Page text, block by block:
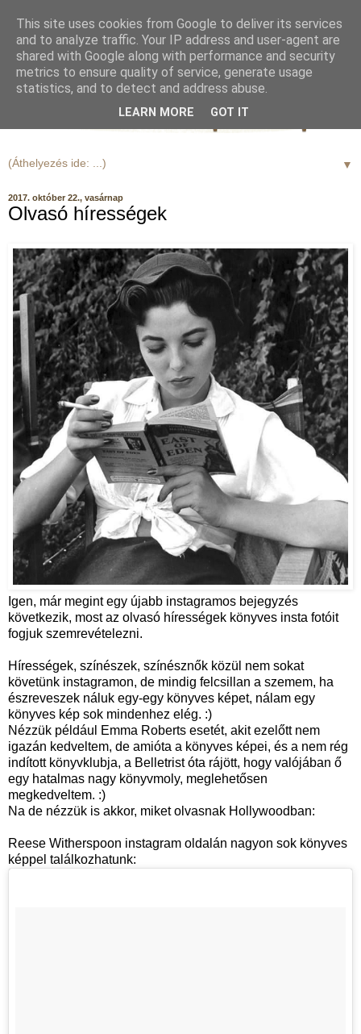
▼
2017. október 22., vasárnap
Olvasó hírességek
Igen, már megint egy újabb instagramos bejegyzés
következik, most az olvasó hírességek könyves insta fotóit
fogjuk szemrevételezni.
Hírességek, színészek, színésznők közül nem sokat
követünk instagramon, de mindig felcsillan a szemem, ha
észreveszek náluk egy-egy könyves képet, nálam egy
könyves kép sok mindenhez elég. :)
Nézzük például Emma Roberts esetét, akit ezelőtt nem
igazán kedveltem, de amióta a könyves képei, és a nem rég
indított könyvklubja, a Belletrist óta rájött, hogy valójában ő
egy hatalmas nagy könyvmoly, meglehetősen
megkedveltem. :)
Na de nézzük is akkor, miket olvasnak Hollywoodban:
Reese Witherspoon instagram oldalán nagyon sok könyves
képpel találkozhatunk:
This site uses cookies from Google to deliver its services
and to analyze traffic. Your IP address and user-agent are
shared with Google along with performance and security
metrics to ensure quality of service, generate usage
statistics, and to detect and address abuse.
LEARN MORE GOT IT